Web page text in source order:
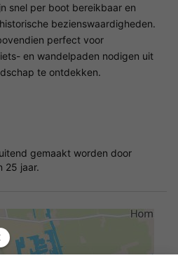
snel per boot bereikbaar en
bezienswaardigheden.
perfect voor
en wandelpaden nodigen uit
te ontdekken.
gemaakt worden door
25 jaar.